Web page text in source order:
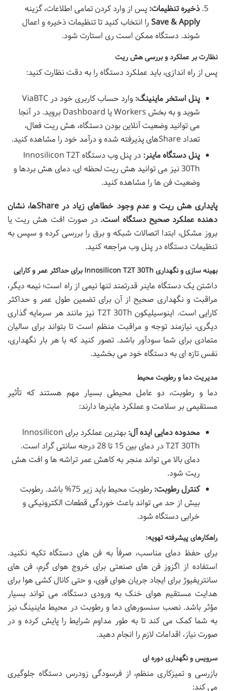
ذخیره تنظیمات: پس از وارد کردن تمامی اطلاعات، گزینه
Save & Apply را انتخاب کنید تا تنظیمات ذخیره و اعمال
شوند. دستگاه ممکن است ری استارت شود.
نظارت بر عملکرد و بررسی هش ریت
پس از راه اندازی، باید عملکرد دستگاه را به دقت نظارت کنید:
پنل استخر ماینینگ:
وارد حساب کاربری خود در ViaBTC
شوید و به بخش Workers یا Dashboard بروید. در آنجا
می توانید وضعیت آنلاین بودن دستگاه، هش ریت فعال،
تعداد Shareهای پذیرفته شده و درآمد خود را مشاهده کنید.
پنل دستگاه ماینر:
در پنل وب دستگاه Innosilicon T2T
30Th نیز می توانید هش ریت لحظه ای، دمای هش بردها و
وضعیت فن ها را مشاهده کنید.
پایداری هش ریت و عدم وجود خطاهای زیاد در Shareها، نشان
دهنده عملکرد صحیح دستگاه است. در صورت افت هش ریت یا
بروز مشکل، ابتدا اتصالات شبکه و برق را بررسی کرده و سپس به
تنظیمات دستگاه در پنل وب مراجعه کنید.
بهینه سازی و نگهداری Innosilicon T2T 30Th برای حداکثر عمر و کارایی
داشتن یک دستگاه ماینر قدرتمند تنها نیمی از راه است؛ نیمه دیگر،
مراقبت و نگهداری صحیح از آن برای تضمین طول عمر و حداکثر
کارایی است. اینوسیلیکون T2T 30Th نیز مانند هر سرمایه گذاری
دیگری، نیازمند توجه و مراقبت منظم است تا بتواند برای سالیان
متمادی برای شما سودآور باشد. تصور کنید که با هر بار نگهداری،
نفس تازه ای به دستگاه خود می بخشید.
مدیریت دما و رطوبت محیط
دما و رطوبت، دو عامل محیطی بسیار مهم هستند که تأثیر
مستقیمی بر سلامت و عملکرد ماینرها دارند:
محدوده دمایی ایده آل:
بهترین عملکرد برای Innosilicon
T2T 30Th در دمای بین 15 تا 28 درجه سانتی گراد است.
دمای بالا می تواند منجر به کاهش عمر تراشه ها و افت هش
ریت شود.
کنترل رطوبت:
رطوبت محیط باید زیر 75% باشد. رطوبت
بیش از حد می تواند باعث خوردگی قطعات الکترونیکی و
خرابی دستگاه شود.
راهکارهای پیشرفته تهویه:
برای حفظ دمای مناسب، صرفاً به فن های دستگاه تکیه نکنید.
استفاده از اگزوز فن های صنعتی برای خروج هوای گرم، فن های
سانتریفیوژ برای ایجاد جریان هوای قوی، و حتی کانال کشی هوا برای
هدایت مستقیم هوای خنک به ورودی دستگاه، می تواند بسیار
مؤثر باشد. نصب سنسورهای دما و رطوبت در محیط ماینینگ نیز
به شما کمک می کند تا به طور مداوم شرایط را پایش کرده و در
صورت نیاز، اقدامات لازم را انجام دهید.
سرویس و نگهداری دوره ای
بازرسی و تمیزکاری منظم، از فرسودگی زودرس دستگاه جلوگیری
می کند: